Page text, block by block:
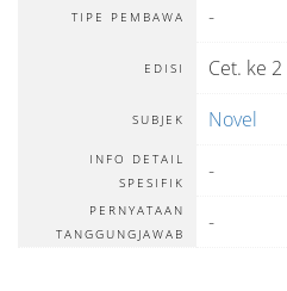
TIPE PEMBAWA -
EDISI Cet. ke 2
SUBJEK Novel
INFO DETAIL
SPESIFIK
-
PERNYATAAN
TANGGUNGJAWAB
-